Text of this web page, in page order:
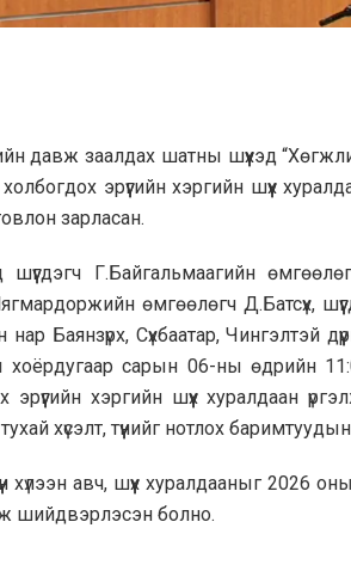
давж заалдах шатны шүүхэд
эрүүгийн хэргийн шүүх
зарласан.
шүүгдэгч Г.Байгальмаагийн
өмгөөлөгч Д.Батсүх,
Баянзүрх, Сүхбаатар, Чингэлтэй
хоёрдугаар сарын 06-ны өдрийн
хэргийн шүүх хуралдаан
хүсэлт, түүнийг нотлох баримтуудын
хүлээн авч, шүүх хуралдааныг
шийдвэрлэсэн болно.